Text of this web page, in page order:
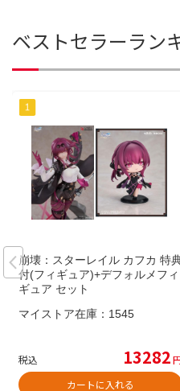
ベストセラーラン
崩壊：スターレイル カフカ 特
付(フィギュア)+デフォルメフィ
ギュア セット
マイストア在庫： 1545
税込 13282
カートに入れる